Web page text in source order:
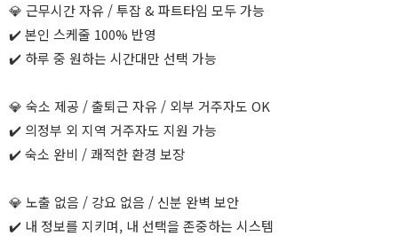
💎 근무시간 자유 / 투잡 & 파트타임 모두 가능
✔️ 본인 스케줄 100% 반영
✔️ 하루 중 원하는 시간대만 선택 가능
💎 숙소 제공 / 출퇴근 자유 / 외부 거주자도 OK
✔️ 의정부 외 지역 거주자도 지원 가능
✔️ 숙소 완비 / 쾌적한 환경 보장
💎 노출 없음 / 강요 없음 / 신분 완벽 보안
✔️ 내 정보를 지키며, 내 선택을 존중하는 시스템